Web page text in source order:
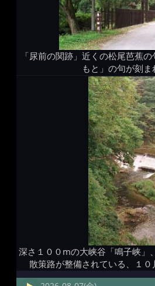
「尿前の関跡」近くの松尾芭蕉
もと」の句が刻ま
深さ１００mの大峡谷「鳴子峡」
散策路が整備されている、１０